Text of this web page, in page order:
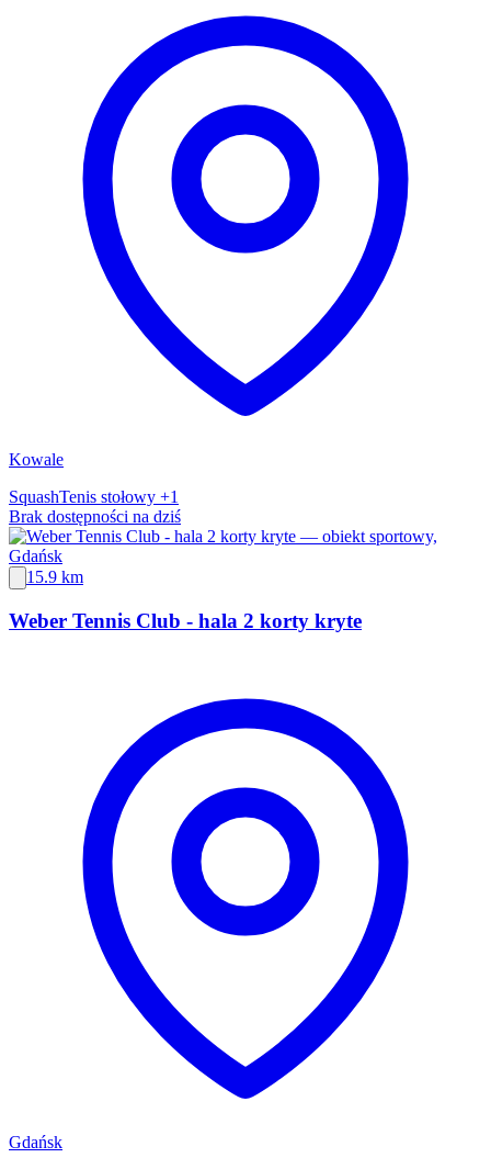
Kowale
SquashTenis stołowy +1
Brak dostępności na dziś
15.9 km
Weber Tennis Club - hala 2 korty kryte
Gdańsk